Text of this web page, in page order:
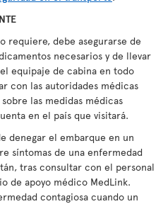
requiere, debe asegurarse de
necesarios y de llevar
equipaje de cabina en todo
con las autoridades médicas
las medidas médicas
en el país que visitará.
denegar el embarque en un
síntomas de una enfermedad
tras consultar con el personal
de apoyo médico MedLink.
contagiosa cuando un